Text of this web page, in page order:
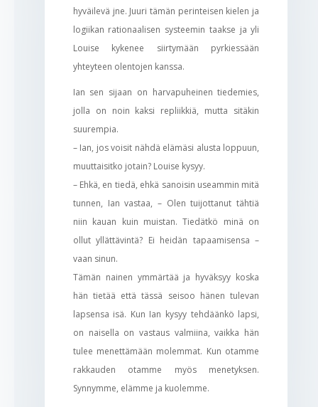
hyväilevä jne. Juuri tämän perinteisen kielen ja
logiikan rationaalisen systeemin taakse ja yli
Louise kykenee siirtymään pyrkiessään
yhteyteen olentojen kanssa.
Ian sen sijaan on harvapuheinen tiedemies,
jolla on noin kaksi repliikkiä, mutta sitäkin
suurempia.
– Ian, jos voisit nähdä elämäsi alusta loppuun,
muuttaisitko jotain? Louise kysyy.
– Ehkä, en tiedä, ehkä sanoisin useammin mitä
tunnen, Ian vastaa, – Olen tuijottanut tähtiä
niin kauan kuin muistan. Tiedätkö minä on
ollut yllättävintä? Ei heidän tapaamisensa –
vaan sinun.
Tämän nainen ymmärtää ja hyväksyy koska
hän tietää että tässä seisoo hänen tulevan
lapsensa isä. Kun Ian kysyy tehdäänkö lapsi,
on naisella on vastaus valmiina, vaikka hän
tulee menettämään molemmat. Kun otamme
rakkauden otamme myös menetyksen.
Synnymme, elämme ja kuolemme.